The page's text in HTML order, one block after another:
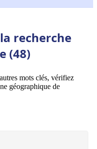
recherche
(48)
mots clés, vérifiez
géographique de